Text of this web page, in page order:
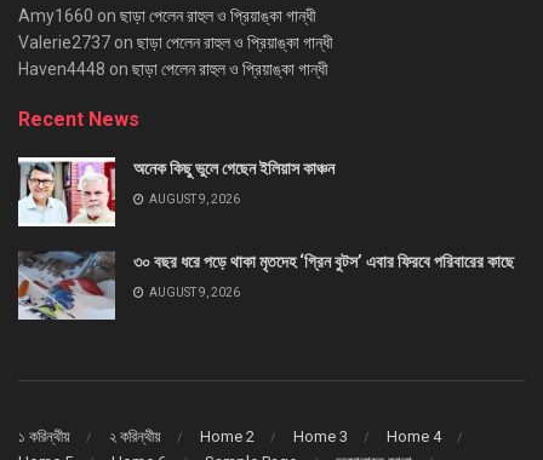
Amy1660 on ছাড়া পেলেন রাহুল ও প্রিয়াঙ্কা গান্ধী
Valerie2737 on ছাড়া পেলেন রাহুল ও প্রিয়াঙ্কা গান্ধী
Haven4448 on ছাড়া পেলেন রাহুল ও প্রিয়াঙ্কা গান্ধী
Recent News
অনেক কিছু ভুলে গেছেন ইলিয়াস কাঞ্চন
AUGUST 9, 2026
৩০ বছর ধরে পড়ে থাকা মৃতদেহ ‘গ্রিন বুটস’ এবার ফিরবে পরিবারের কাছে
AUGUST 9, 2026
১ করিন্থীয় ২ করিন্থীয় Home 2 Home 3
Home 4